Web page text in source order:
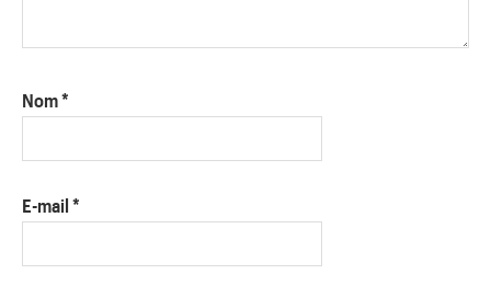
Nom*
E-mail *